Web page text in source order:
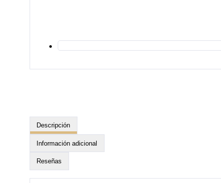
Descripción
Información adicional
Reseñas